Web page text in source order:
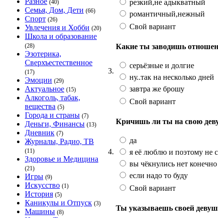
(40)
Семья, Дом, Дети (66)
Спорт (26)
Увлечения и Хобби (20)
Школа и образование
(28)
Эзотерика,
Сверхъестественное
(17)
Эмоции (29)
Актуальное (15)
Алкоголь, табак,
вещества (5)
Города и страны (7)
Деньги, Финансы (13)
Дневник (7)
Журналы, Радио, ТВ
(11)
Здоровье и Медицина
(21)
Игры (9)
Искусство (1)
История (5)
Каникулы и Отпуск (3)
Машины (8)
резкий,не адыкватный
романтичный,нежный
Свой вариант
3.
Какие ты заводишь
серьёзные и долгие
ну..так на несколько дней
завтра же брошу
Свой вариант
4.
Кричишь ли ты на свою
да
я её люблю и поэтому не
вы чёкнулись нет конечно
если надо то буду
Свой вариант
Ты указываешь своей